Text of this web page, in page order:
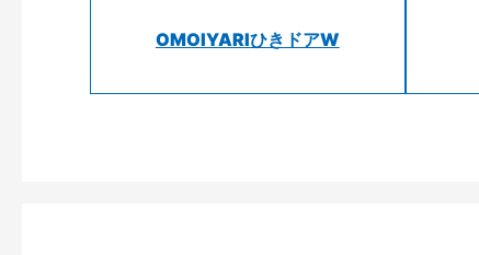
OMOIYARIひきドアW